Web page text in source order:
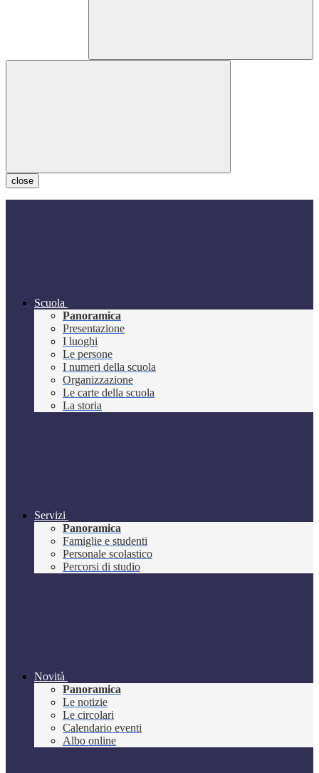
close
Scuola
Panoramica
Presentazione
I luoghi
Le persone
I numeri della scuola
Organizzazione
Le carte della scuola
La storia
Servizi
Panoramica
Famiglie e studenti
Personale scolastico
Percorsi di studio
Novità
Panoramica
Le notizie
Le circolari
Calendario eventi
Albo online